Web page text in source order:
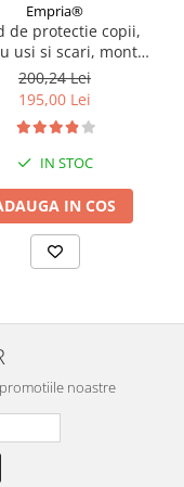
Empria®
de protectie copii,
usi si scari, montaj
dimensiune
71-77 cm, Empria,
Alb
200,24 Lei
195,00 Lei
IN STOC
IN COS
noastre